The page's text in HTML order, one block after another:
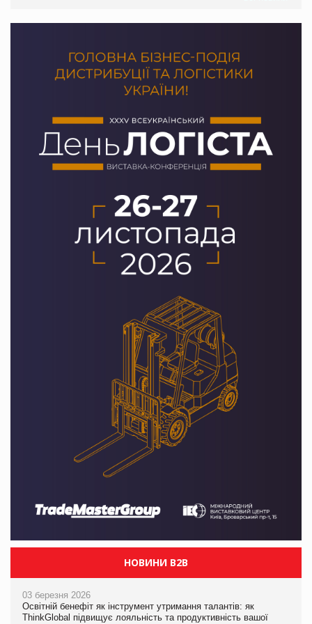
НОВИНИ B2B
03 березня 2026
Освітній бенефіт як інструмент утримання талантів: як
ThinkGlobal підвищує лояльність та продуктивність вашої